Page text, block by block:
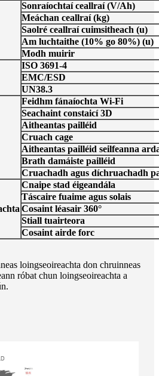
Sonraíochtaí ceallraí (V/Ah)
Meáchan ceallraí (kg)
Saolré ceallraí cuimsitheach (u)
Am luchtaithe (10% go 80%) (u)
Modh muirir
ISO 3691-4
EMC/ESD
UN38.3
Feidhm fánaíochta Wi-Fi
Seachaint constaicí 3D
Aitheantas pailléid
Cruach cage
Aitheantas pailléid seilfeanna
Brath damáiste pailléid
Cruachadh agus díchruachadh
Cnaipe stad éigeandála
Táscaire fuaime agus solais
Cosaint léasair 360°
Stiall tuairteora
Cosaint airde forc
loingseoireachta don chruinneas
róbat chun loingseoireachta a